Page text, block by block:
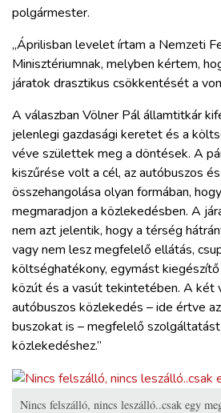
polgármester.
„Áprilisban levelet írtam a Nemzeti
Minisztériumnak, melyben kértem,
járatok drasztikus csökkentését a
A válaszban Völner Pál államtitkár
jelenlegi gazdasági keretet és a
véve születtek meg a döntések. A
kiszűrése volt a cél, az autóbuszos
összehangolása olyan formában,
megmaradjon a közlekedésben. A
nem azt jelentik, hogy a térség
vagy nem lesz megfelelő ellátás,
költséghatékony, egymást
közút és a vasút tekintetében. A két
autóbuszos közlekedés – ide értve
buszokat is – megfelelő
közlekedéshez.”
Nincs felszálló, nincs leszálló..csak egy